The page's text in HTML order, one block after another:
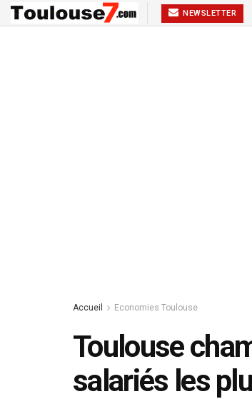
NEWSLETTER
Accueil Economies Toulouse
Toulouse
salariés les